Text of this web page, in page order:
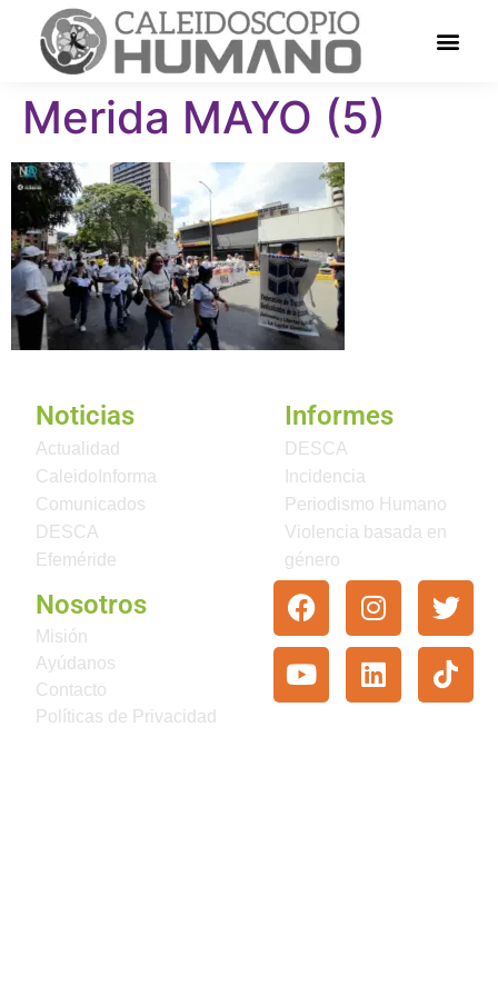
Merida MAYO (5)
Noticias
Actualidad
CaleidoInforma
Comunicados
DESCA
Efeméride
Informes
DESCA
Incidencia
Periodismo Humano
Violencia basada en
género
Nosotros
Misión
Ayúdanos
Contacto
Políticas de Privacidad